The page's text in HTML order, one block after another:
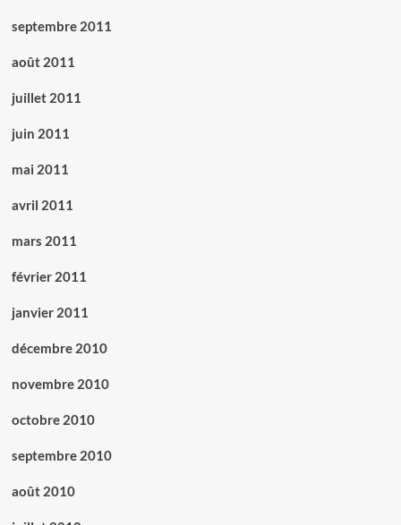
septembre 2011
août 2011
juillet 2011
juin 2011
mai 2011
avril 2011
mars 2011
février 2011
janvier 2011
décembre 2010
novembre 2010
octobre 2010
septembre 2010
août 2010